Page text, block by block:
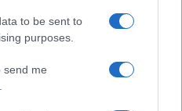
to be sent to
purposes.
send me
più lette
dei film
cercati
cinema